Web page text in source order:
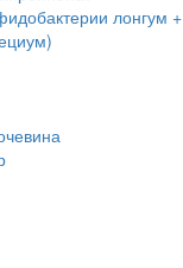
лонгум +